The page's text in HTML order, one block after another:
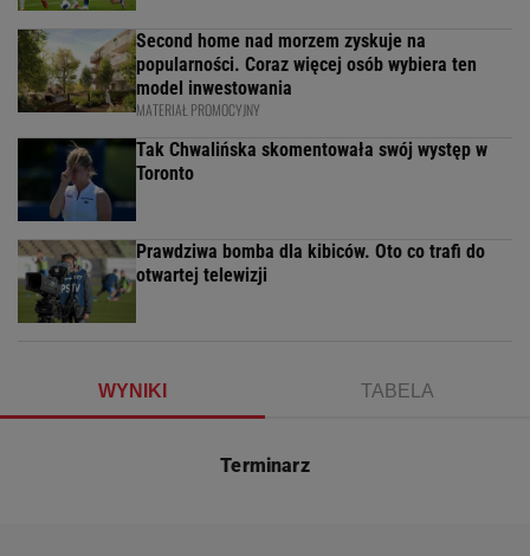
Second home nad morzem zyskuje na
popularności. Coraz więcej osób wybiera ten
model inwestowania
MATERIAŁ PROMOCYJNY
Tak Chwalińska skomentowała swój występ w
Toronto
Prawdziwa bomba dla kibiców. Oto co trafi do
otwartej telewizji
WYNIKI TABELA
Terminarz